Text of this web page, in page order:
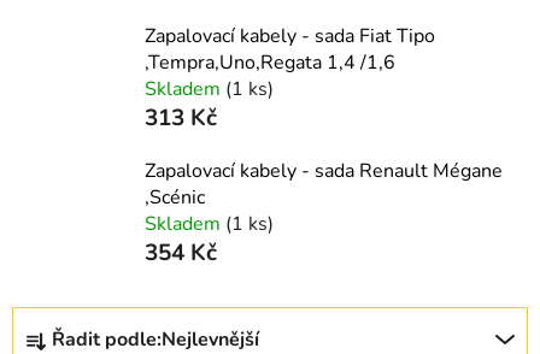
Zapalovací kabely - sada Fiat Tipo
,Tempra,Uno,Regata 1,4 /1,6
Skladem (1 ks)
313 Kč
Zapalovací kabely - sada Renault Mégane
,Scénic
Skladem (1 ks)
354 Kč
Ř
Řadit podle:Nejlevnější